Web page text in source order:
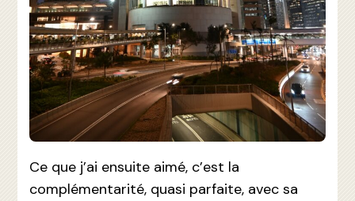
Ce que j’ai ensuite aimé, c’est la
complémentarité, quasi parfaite, avec sa